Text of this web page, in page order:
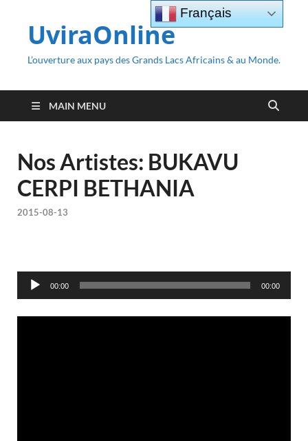
UviraOnline
L’ouverture aux pays des Grands Lacs Africains & au Monde.
MAIN MENU
Nos Artistes: BUKAVU
CERPI BETHANIA
2015-08-13
Audio
Player
00:00 00:00
Français